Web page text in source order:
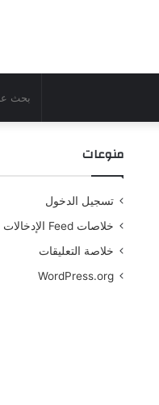
منوعات
تسجيل الدخول
خلاصات Feed الإدخالات
خلاصة التعليقات
WordPress.org